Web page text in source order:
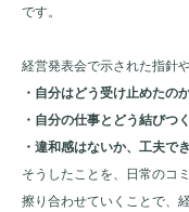
です。
経営発表会で示された指針
・自分はどう受け止めたの
・自分の仕事とどう結びつ
・違和感はないか、工夫で
そうしたことを、日常のコ
擦り合わせていくことで、